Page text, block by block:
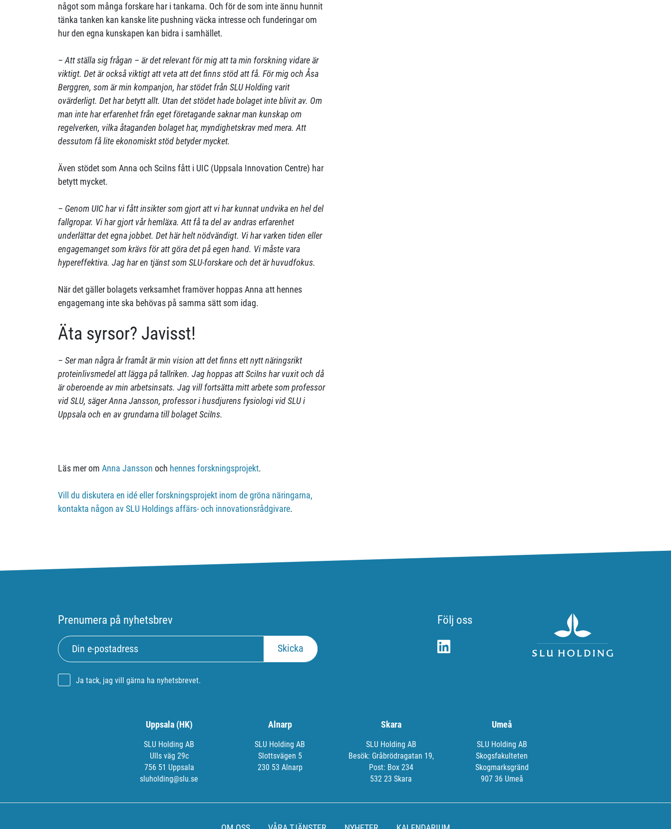
något som många forskare har i tankarna. Och för de som inte ännu hunnit
tänka tanken kan kanske lite pushning väcka intresse och funderingar om
hur den egna kunskapen kan bidra i samhället.
– Att ställa sig frågan – är det relevant för mig att ta min forskning vidare är
viktigt. Det är också viktigt att veta att det finns stöd att få. För mig och Åsa
Berggren, som är min kompanjon, har stödet från SLU Holding varit
ovärderligt. Det har betytt allt. Utan det stödet hade bolaget inte blivit av. Om
man inte har erfarenhet från eget företagande saknar man kunskap om
regelverken, vilka åtaganden bolaget har, myndighetskrav med mera. Att
dessutom få lite ekonomiskt stöd betyder mycket.
Även stödet som Anna och SciIns fått i UIC (Uppsala Innovation Centre) har
betytt mycket.
– Genom UIC har vi fått insikter som gjort att vi har kunnat undvika en hel del
fallgropar. Vi har gjort vår hemläxa. Att få ta del av andras erfarenhet
underlättar det egna jobbet. Det här helt nödvändigt. Vi har varken tiden eller
engagemanget som krävs för att göra det på egen hand. Vi måste vara
hypereffektiva. Jag har en tjänst som SLU-forskare och det är huvudfokus.
När det gäller bolagets verksamhet framöver hoppas Anna att hennes
engagemang inte ska behövas på samma sätt som idag.
Äta syrsor? Javisst!
– Ser man några år framåt är min vision att det finns ett nytt näringsrikt
proteinlivsmedel att lägga på tallriken. Jag hoppas att SciIns har vuxit och då
är oberoende av min arbetsinsats. Jag vill fortsätta mitt arbete som professor
vid SLU, säger Anna Jansson, professor i husdjurens fysiologi vid SLU i
Uppsala och en av grundarna till bolaget SciIns.
Läs mer omAnna Jansson och hennes forskningsprojekt.
Vill du diskutera en idé eller forskningsprojekt inom de gröna näringarna,
kontakta någon av SLU Holdings affärs- och innovationsrådgivare.
Prenumera på nyhetsbrev
Ja tack, jag vill gärna ha nyhetsbrevet.
Följ oss
Uppsala (HK)
SLU Holding AB
Ulls väg 29c
756 51 Uppsala
sluholding@slu.se
Alnarp
SLU Holding AB
Slottsvägen 5
230 53 Alnarp
Skara
SLU Holding AB
Besök: Gråbrödragatan 19,
Post: Box 234
532 23 Skara
Umeå
SLU Holding AB
Skogsfakulteten
Skogmarksgränd
907 36 Umeå